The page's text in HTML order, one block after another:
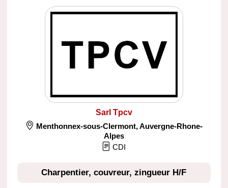
Sarl Tpcv
Menthonnex-sous-Clermont,Auvergne-Rhone-
Alpes
CDI
Charpentier, couvreur, zingueur H/F